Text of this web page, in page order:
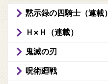
黙示録の四騎士（連載）
Ｈ×Ｈ（連載）
鬼滅の刃
呪術廻戦